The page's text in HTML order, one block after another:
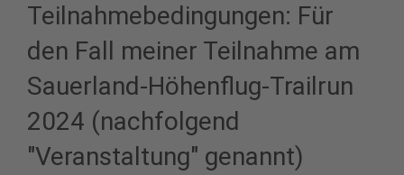
Teilnahmebedingungen: Für
den Fall meiner Teilnahme am
Sauerland-Höhenflug-Trailrun
2024 (nachfolgend
"Veranstaltung" genannt)